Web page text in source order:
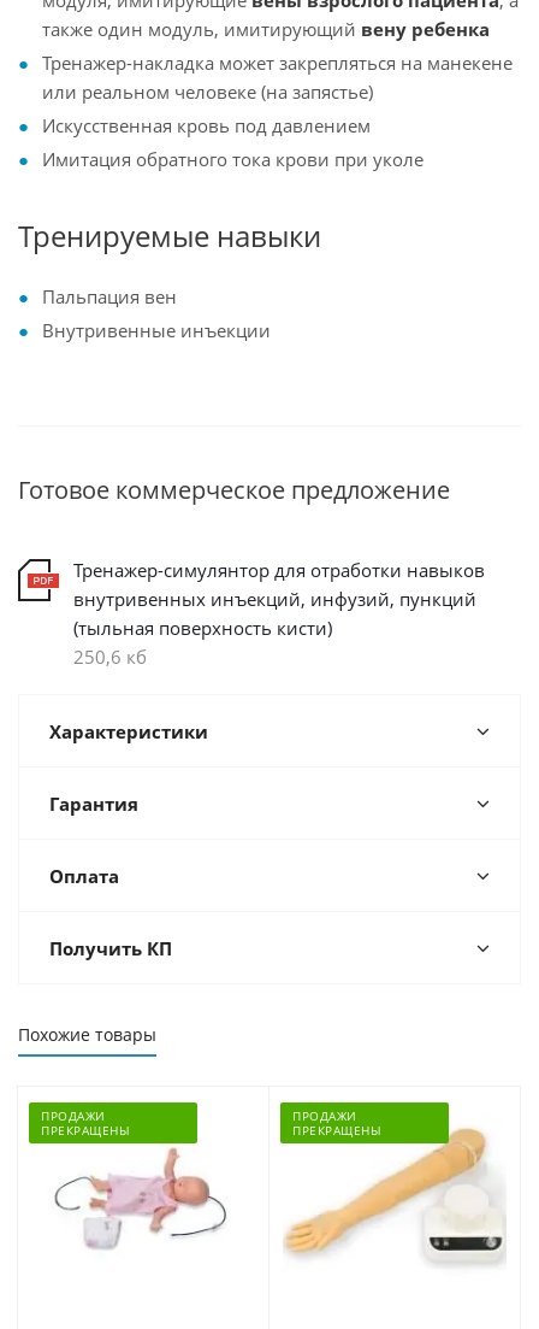
также один модуль, имитирующий вену ребенка
Тренажер-накладка может закрепляться на манекене
или реальном человеке (на запястье)
Искусственная кровь под давлением
Имитация обратного тока крови при уколе
Тренируемые навыки
Пальпация вен
Внутривенные инъекции
Готовое коммерческое предложение
Тренажер-симулянтор для отработки навыков
внутривенных инъекций, инфузий, пункций
(тыльная поверхность кисти)
250,6 кб
Характеристики
Гарантия
Оплата
Получить КП
Похожие товары
ПРОДАЖИ
ПРЕКРАЩЕНЫ
ПРОДАЖИ
ПРЕКРАЩЕНЫ